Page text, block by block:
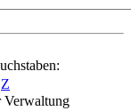
Z
Verwaltung